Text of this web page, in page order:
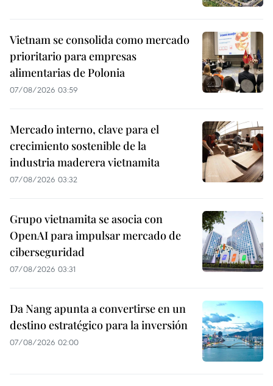
Vietnam se consolida como mercado
prioritario para empresas
alimentarias de Polonia
07/08/2026 03:59
Mercado interno, clave para el
crecimiento sostenible de la
industria maderera vietnamita
07/08/2026 03:32
Grupo vietnamita se asocia con
OpenAI para impulsar mercado de
ciberseguridad
07/08/2026 03:31
Da Nang apunta a convertirse en un
destino estratégico para la inversión
07/08/2026 02:00